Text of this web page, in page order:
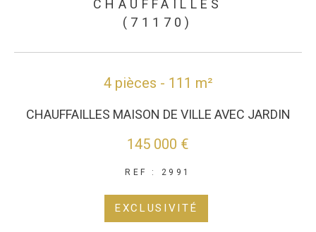
CHAUFFAILLES
(71170)
4 pièces - 111 m²
CHAUFFAILLES MAISON DE VILLE AVEC JARDIN
145 000 €
REF : 2991
EXCLUSIVITÉ